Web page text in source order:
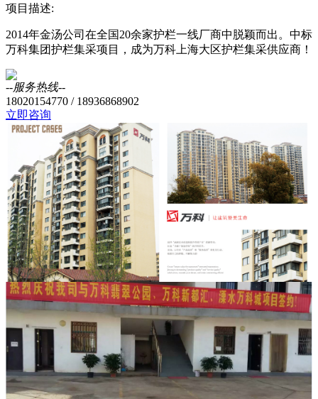
项目描述:
2014年金汤公司在全国20余家护栏一线厂商中脱颖而出。中标
万科集团护栏集采项目，成为万科上海大区护栏集采供应商！
--服务热线--
18020154770 / 18936868902
立即咨询